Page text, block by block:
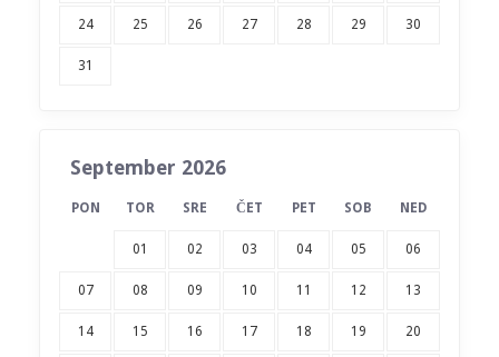
24 25 26 27 28 29 30
31
September 2026
PON TOR SRE ČET PET SOB NED
01 02 03 04 05 06
07 08 09 10 11 12 13
14 15 16 17 18 19 20